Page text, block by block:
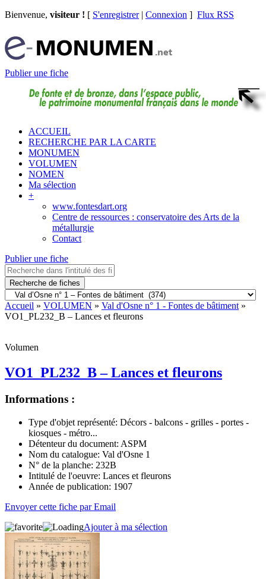
Bienvenue, visiteur ! [ S'enregistrer| Connexion ] Flux RSS
Publier une fiche
ACCUEIL
RECHERCHE PAR LA CARTE
MONUMEN
VOLUMEN
NOMEN
Ma sélection
+
www.fontesdart.org
Centre de ressources : conservatoire des Arts de la
métallurgie
Contact
Publier une fiche
Recherche de fiches
Accueil » VOLUMEN » Val d'Osne n° 1 - Fontes de bâtiment »
VO1_PL232_B – Lances et fleurons
Volumen
VO1_PL232_B – Lances et fleurons
Informations :
Type d'objet représenté: Décors - balcons - grilles - portes -
kiosques - métro...
Détenteur du document: ASPM
Nom du catalogue: Val d'Osne 1
N° de la planche: 232B
Intitulé de l'oeuvre: Lances et fleurons
Année de publication: 1907
Envoyer cette fiche par Email
Ajouter à ma sélection